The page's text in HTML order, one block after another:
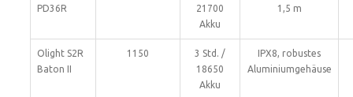
PD36R
21700
Akku
1,5 m
Olight S2R
Baton II
1150
3 Std. /
18650
Akku
IPX8, robustes
Aluminiumgehäuse